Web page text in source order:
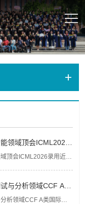
领域顶会ICML2026
顶会ICML2026录用近
with Large Language
与分析领域CCF A类
析领域CCF A类国际会